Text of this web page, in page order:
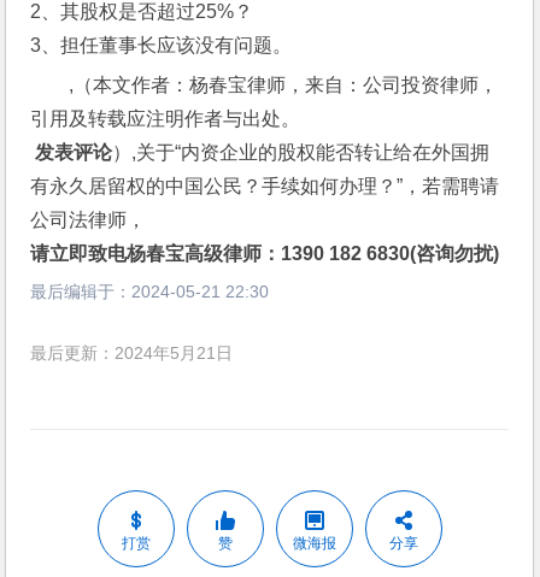
2、其股权是否超过25%？
3、担任董事长应该没有问题。
,（本文作者：杨春宝律师，来自：公司投资律师，
引用及转载应注明作者与出处。
发表评论）,关于“内资企业的股权能否转让给在外国拥
有永久居留权的中国公民？手续如何办理？”，若需聘请
公司法律师，
请立即致电杨春宝高级律师：1390 182 6830(咨询勿扰)
最后编辑于： 2024-05-21 22:30
最后更新：2024年5月21日
打赏 赞 微海报 分享